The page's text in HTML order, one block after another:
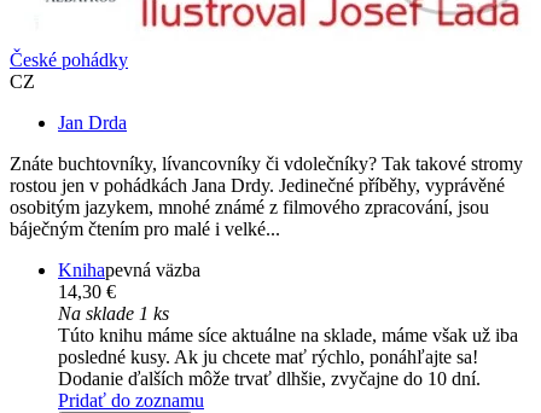
České pohádky
CZ
Jan Drda
Znáte buchtovníky, lívancovníky či vdolečníky? Tak takové stromy
rostou jen v pohádkách Jana Drdy. Jedinečné příběhy, vyprávěné
osobitým jazykem, mnohé známé z filmového zpracování, jsou
báječným čtením pro malé i velké...
Knihapevná väzba
14,30 €
Na sklade 1 ks
Túto knihu máme síce aktuálne na sklade, máme však už iba
posledné kusy. Ak ju chcete mať rýchlo, ponáhľajte sa!
Dodanie ďalších môže trvať dlhšie, zvyčajne do 10 dní.
Pridať do zoznamu